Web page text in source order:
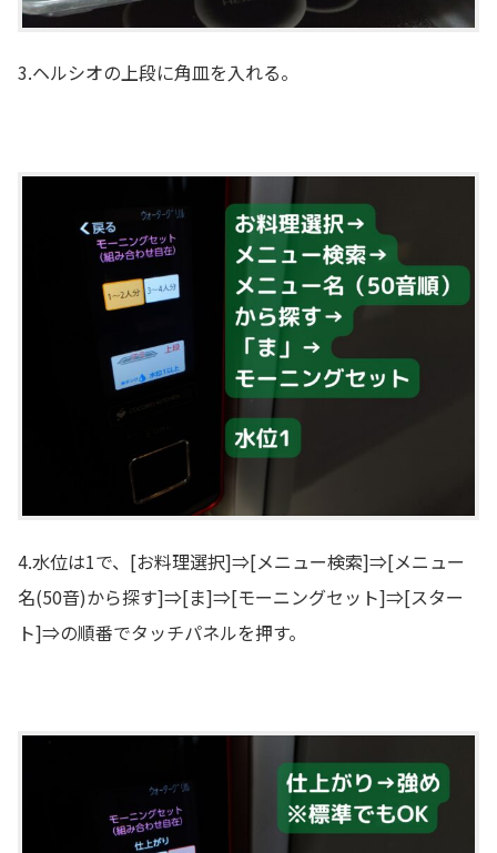
3.ヘルシオの上段に角皿を入れる。
4.水位は1で、[お料理選択]⇒[メニュー検索]⇒[メニュー
名(50音)から探す]⇒[ま]⇒[モーニングセット]⇒[スター
ト]⇒の順番でタッチパネルを押す。